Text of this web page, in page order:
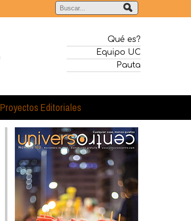
Qué es?
Equipo UC
Pauta
Proyectos Editoriales